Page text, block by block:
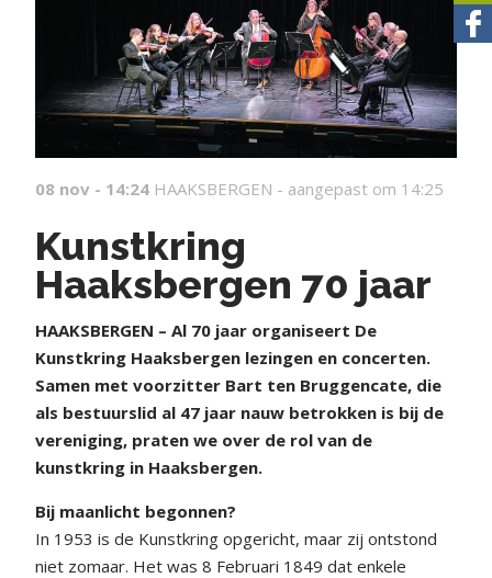
08 nov - 14:24 HAAKSBERGEN - aangepast om 14:25
Kunstkring
Haaksbergen 70 jaar
HAAKSBERGEN – Al 70 jaar organiseert De
Kunstkring Haaksbergen lezingen en concerten.
Samen met voorzitter Bart ten Bruggencate, die
als bestuurslid al 47 jaar nauw betrokken is bij de
vereniging, praten we over de rol van de
kunstkring in Haaksbergen.
Bij maanlicht begonnen?
In 1953 is de Kunstkring opgericht, maar zij ontstond
niet zomaar. Het was 8 Februari 1849 dat enkele